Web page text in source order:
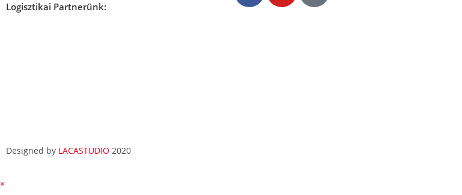
Logisztikai Partnerünk:
Designed by LACASTUDIO 2020
×